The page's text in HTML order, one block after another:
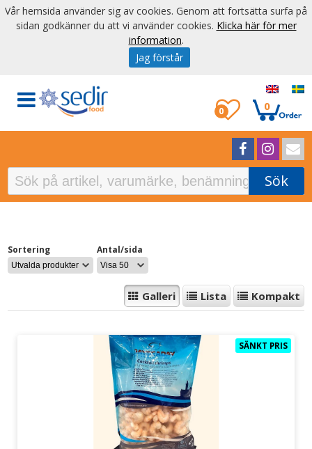
0
0
Sök
Sortering Antal/sida
Galleri Lista Kompakt
SÄNKT PRIS
Vår hemsida använder sig av cookies. Genom att fortsätta surfa på
sidan godkänner du att vi använder cookies. Klicka här för mer
information.
Jag förstår